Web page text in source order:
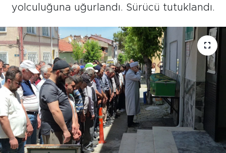
yolculuğuna uğurlandı. Sürücü tutuklandı.